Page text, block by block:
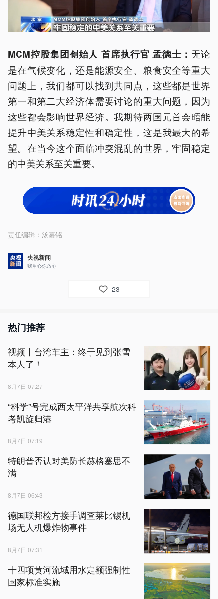
MCM控股集团创始人 首席执行官 孟德士： 无论
是在气候变化，还是能源安全、粮食安全等重大
问题上，我们都可以找到共同点，这些都是世界
第一和第二大经济体需要讨论的重大问题，因为
这些都会影响世界经济。我期待两国元首会晤能
提升中美关系稳定性和确定性，这是我最大的希
望。在当今这个面临冲突混乱的世界，牢固稳定
的中美关系至关重要。
责任编辑： 汤嘉铭
央视新闻
我用心你放心
23
热门推荐
视频丨台湾车主：终于见到张雪
本人了！
8月7日 07:27
“科学”号完成西太平洋共享航次科
考凯旋归港
8月7日 07:19
特朗普否认对美防长赫格塞思不
满
8月7日 06:43
德国联邦检方接手调查莱比锡机
场无人机爆炸物事件
8月7日 07:31
十四项黄河流域用水定额强制性
国家标准实施